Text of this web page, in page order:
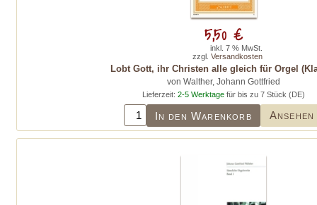
Lobt Gott, ihr Christen alle gleich für Orgel
von Walther, Johann Gottfried
Lieferzeit: 2-5 Werktage für bis zu 7 Stück (DE)
In den Warenkorb Ansehen
5,50 €
inkl. 7 % MwSt.
zzgl. Versandkosten